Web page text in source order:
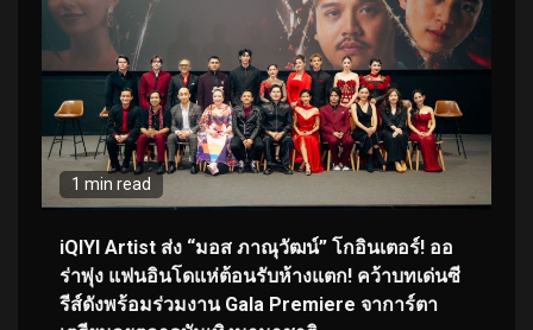
1 min read
iQIYI Artist ส่ง “มอส ภาณุวัฒน์” โกอินเตอร์! ออ
ร่าพุ่ง แฟนอินโดแห่ต้อนรับห้างแตก! คว้าบทเด่นซี
รีส์ดังพร้อมร่วมงาน Gala Premiere จาการ์ตา